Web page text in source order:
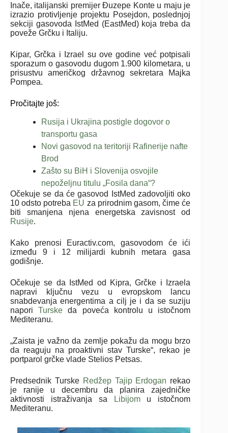
Inače, italijanski premijer Đuzepe Konte u maju je
izrazio protivljenje projektu Posejdon, poslednjoj
sekciji gasovoda IstMed (EastMed) koja treba da
poveže Grčku i Italiju.
Kipar, Grčka i Izrael su ove godine već potpisali
sporazum o gasovodu dugom 1.900 kilometara, u
prisustvu američkog državnog sekretara Majka
Pompea.
Pročitajte još:
Rusija i Ukrajina postigle dogovor o
transportu gasa
Novi gasovod na teritoriji Rafinerije nafte
Brod
Zašto su BiH i Slovenija osvojile
nepoželjnu titulu „Fosila dana“?
Očekuje se da će gasovod IstMed zadovoljiti oko
10 odsto potreba EU za prirodnim gasom, čime će
biti smanjena njena energetska zavisnost od
Rusije.
Kako prenosi Euractiv.com, gasovodom će ići
između 9 i 12 milijardi kubnih metara gasa
godišnje.
Očekuje se da IstMed od Kipra, Grčke i Izraela
napravi ključnu vezu u evropskom lancu
snabdevanja energentima a cilj je i da se suziju
naporiTurske da poveća kontrolu u istočnom
Mediteranu.
„Zaista je važno da zemlje pokažu da mogu brzo
da reaguju na proaktivni stav Turske“, rekao je
portparol grčke vlade Stelios Petsas.
Predsednik Turske Redžep Tajip Erdogan rekao
je ranije u decembru da planira zajedničke
aktivnosti istraživanja sa
Libijomu istočnom
Mediteranu.